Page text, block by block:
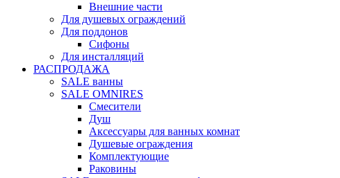
Внешние части
Для душевых ограждений
Для поддонов
Сифоны
Для инсталляций
РАСПРОДАЖА
SALE ванны
SALE OMNIRES
Смесители
Душ
Аксессуары для ванных комнат
Душевые ограждения
Комплектующие
Раковины